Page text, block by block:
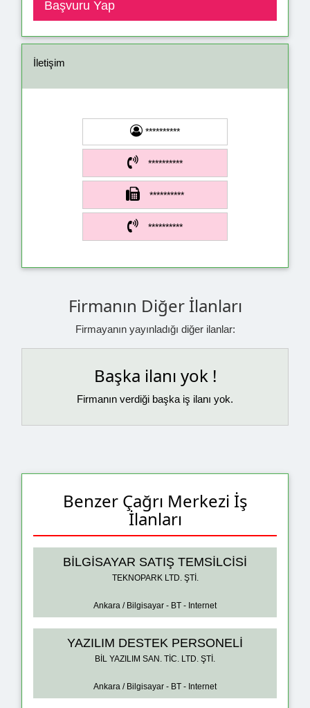
İletişim
**********
**********
**********
**********
Firmanın Diğer İlanları
Firmayanın yayınladığı diğer ilanlar:
Başka ilanı yok !
Firmanın verdiği başka iş ilanı yok.
Benzer Çağrı Merkezi İş
İlanları
BİLGİSAYAR SATIŞ TEMSİLCİSİ
TEKNOPARK LTD. ŞTİ.
Ankara / Bilgisayar - BT - Internet
YAZILIM DESTEK PERSONELİ
BİL YAZILIM SAN. TİC. LTD. ŞTİ.
Ankara / Bilgisayar - BT - Internet